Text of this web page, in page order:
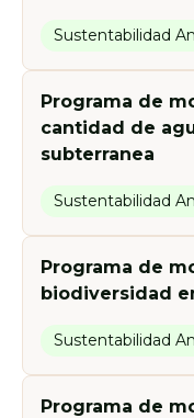
Sustentabilidad
Programa de
cantidad de
subterranea
Sustentabilidad
Programa de
biodiversidad
Sustentabilidad
Programa de